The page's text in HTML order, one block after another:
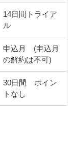
14日間トライア
ル
申込月 (申込月
の解約は不可)
30日間 ポイン
トなし